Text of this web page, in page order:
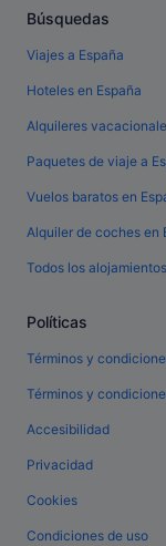
Búsquedas
Viajes a España
Hoteles en España
Alquileres
Paquetes de viaje a
Vuelos baratos en
Alquiler de coches en
Todos los alojamientos
Políticas
Términos y
Términos y
Accesibilidad
Privacidad
Cookies
Condiciones de uso